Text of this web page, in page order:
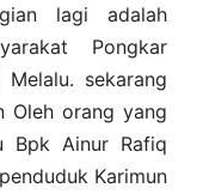
lagi adalah
Pongkar
sekarang
Oleh orang yang
Bpk Ainur Rafiq
Karimun